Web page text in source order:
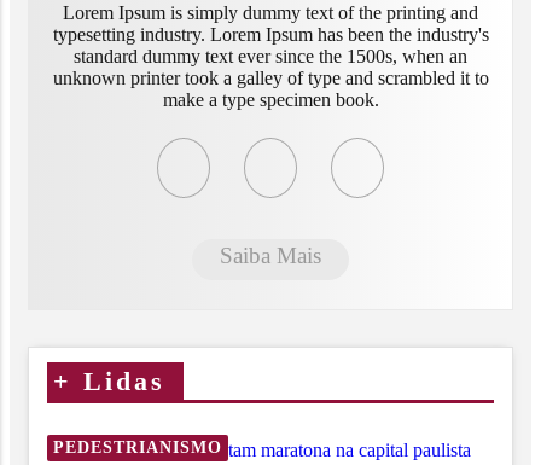
Lorem Ipsum is simply dummy text of the printing and
typesetting industry. Lorem Ipsum has been the industry's
standard dummy text ever since the 1500s, when an
unknown printer took a galley of type and scrambled it to
make a type specimen book.
Saiba Mais
+ Lidas
PEDESTRIANISMO